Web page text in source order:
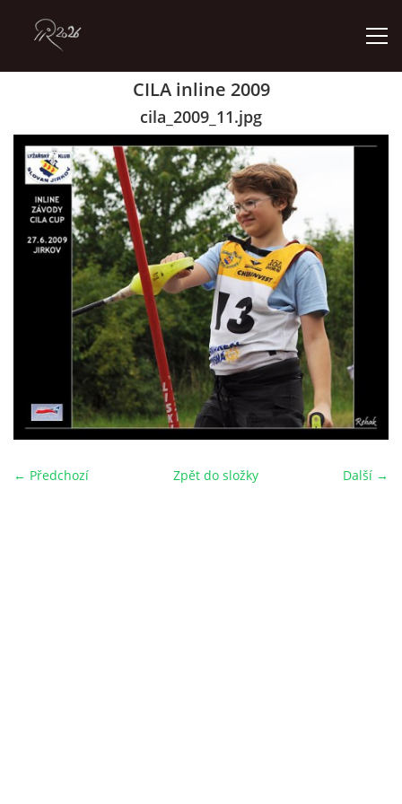
GALERIE
KONTAKT
© 2026 eStránky.cz
CILA inline 2009
cila_2009_11.jpg
← Předchozí Další →
Zpět do složky